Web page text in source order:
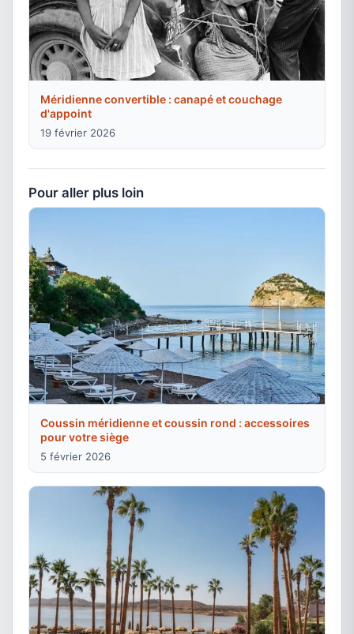
Méridienne convertible : canapé et couchage
d'appoint
19 février 2026
Pour aller plus loin
Coussin méridienne et coussin rond : accessoires
pour votre siège
5 février 2026